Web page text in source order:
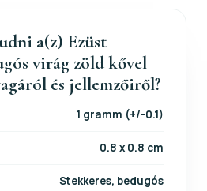
a(z) Ezüst
virág zöld kővel
és jellemzőiről?
1 gramm (+/-0.1)
0.8 x 0.8 cm
Stekkeres, bedugós